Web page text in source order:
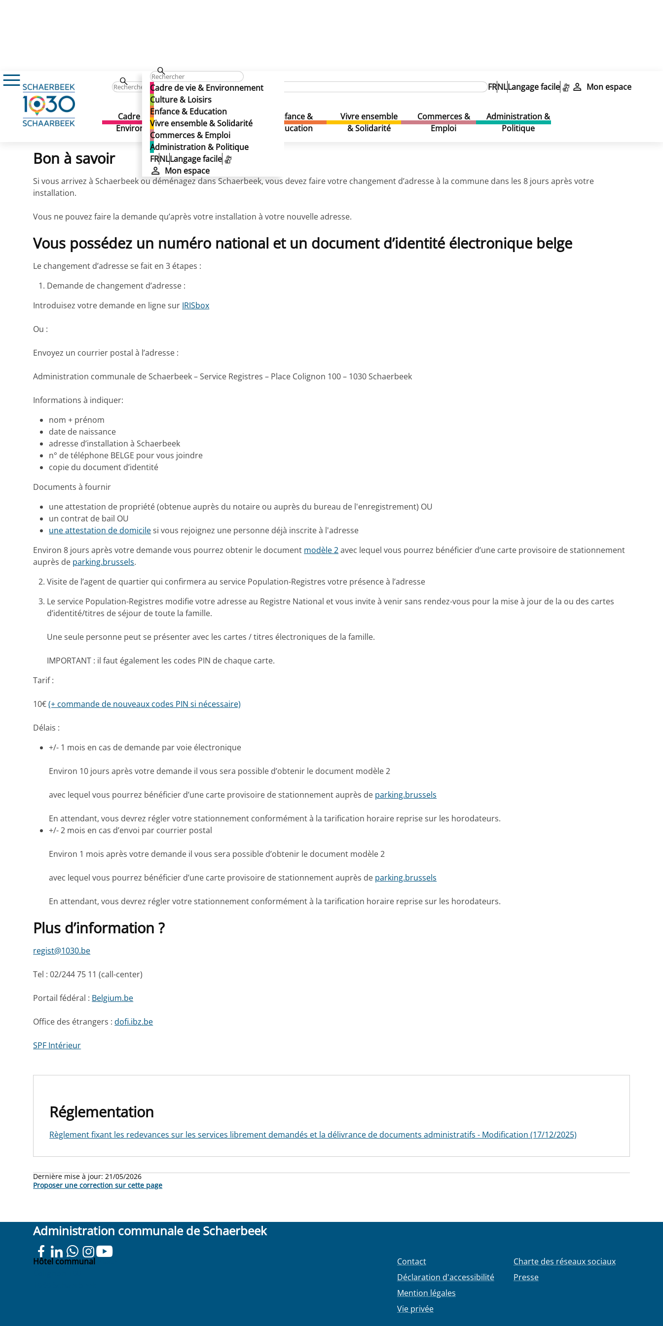
Cadre de vie & Environnement
Culture & Loisirs
Enfance & Education
Vivre ensemble & Solidarité
Commerces & Emploi
Administration & Politique
FRNLLangage facile
Mon espace
FRNLLangage facile Mon espace
Cadre de vie &
Environnement
Culture & Loisirs
Enfance &
Education
Vivre ensemble
& Solidarité
Commerces &
Emploi
Administration &
Politique
Administration & Politique Démarches administratives
Arrivée à Schaerbeek AVEC numéro de registre national
Arrivée à Schaerbeek AVEC numéro de registre national
Bon à savoir
Si vous arrivez à Schaerbeek ou déménagez dans Schaerbeek, vous devez faire votre changement d’adresse à la commune dans les 8 jours après votre
installation.
Vous ne pouvez faire la demande qu’après votre installation à votre nouvelle adresse.
Vous possédez un numéro national et un document d’identité électronique belge
Le changement d’adresse se fait en 3 étapes :
Demande de changement d’adresse :
Introduisez votre demande en ligne sur IRISbox
Ou :
Envoyez un courrier postal à l’adresse :
Administration communale de Schaerbeek – Service Registres – Place Colignon 100 – 1030 Schaerbeek
Informations à indiquer:
nom + prénom
date de naissance
adresse d’installation à Schaerbeek
n° de téléphone BELGE pour vous joindre
copie du document d’identité
Documents à fournir
une attestation de propriété (obtenue auprès du notaire ou auprès du bureau de l'enregistrement) OU
un contrat de bail OU
une attestation de domicilesi vous rejoignez une personne déjà inscrite à l'adresse
Environ 8 jours après votre demande vous pourrez obtenir le document modèle 2avec lequel vous pourrez bénéficier d’une carte provisoire de stationnement
auprès de parking.brussels.
Visite de l’agent de quartier qui confirmera au service Population-Registres votre présence à l’adresse
Le service Population-Registres modifie votre adresse au Registre National et vous invite à venir sans rendez-vous pour la mise à jour de la ou des cartes
d’identité/titres de séjour de toute la famille.
Une seule personne peut se présenter avec les cartes / titres électroniques de la famille.
IMPORTANT : il faut également les codes PIN de chaque carte.
Tarif :
10€(+ commande de nouveaux codes PIN si nécessaire)
Délais :
+/- 1 mois en cas de demande par voie électronique
Environ 10 jours après votre demande il vous sera possible d’obtenir le document modèle 2
avec lequel vous pourrez bénéficier d’une carte provisoire de stationnement auprès de parking.brussels
En attendant, vous devrez régler votre stationnement conformément à la tarification horaire reprise sur les horodateurs.
+/- 2 mois en cas d’envoi par courrier postal
Environ 1 mois après votre demande il vous sera possible d’obtenir le document modèle 2
avec lequel vous pourrez bénéficier d’une carte provisoire de stationnement auprès de parking.brussels
En attendant, vous devrez régler votre stationnement conformément à la tarification horaire reprise sur les horodateurs.
Plus d’information ?
regist@1030.be
Tel : 02/244 75 11 (call-center)
Portail fédéral : Belgium.be
Office des étrangers :dofi.ibz.be
SPF Intérieur
Réglementation
Règlement fixant les redevances sur les services librement demandés et la délivrance de documents administratifs - Modification (17/12/2025)
Dernière mise à jour:21/05/2026
Proposer une correction sur cette page
Administration communale de Schaerbeek
Hôtel communal
Contact
Déclaration d'accessibilité
Mention légales
Vie privée
Charte des réseaux sociaux
Presse